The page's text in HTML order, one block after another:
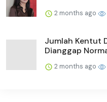
2 months ago
Jumlah Kentut
Dianggap
2 months ago